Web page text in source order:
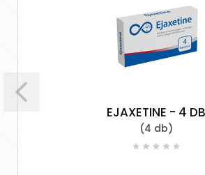
EJAXETINE - 4 DB
(4 db)